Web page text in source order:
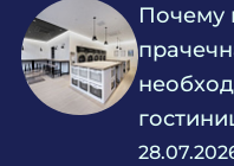
Почему